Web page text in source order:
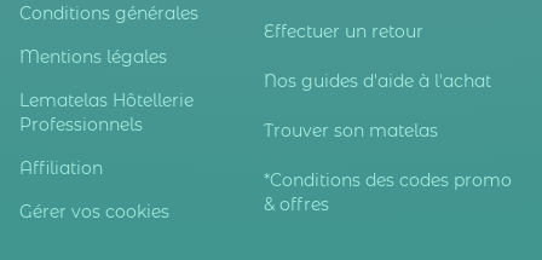
Conditions générales
Mentions légales
Lematelas Hôtellerie
Professionnels
Affiliation
Gérer vos cookies
Effectuer un retour
Nos guides d'aide à l'achat
Trouver son matelas
*Conditions des codes promo
& offres